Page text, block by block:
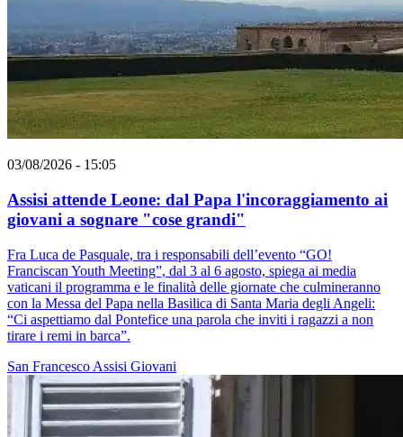
03/08/2026 - 15:05
Assisi attende Leone: dal Papa l'incoraggiamento ai
giovani a sognare "cose grandi"
Fra Luca de Pasquale, tra i responsabili dell’evento “GO!
Franciscan Youth Meeting”, dal 3 al 6 agosto, spiega ai media
vaticani il programma e le finalità delle giornate che culmineranno
con la Messa del Papa nella Basilica di Santa Maria degli Angeli:
“Ci aspettiamo dal Pontefice una parola che inviti i ragazzi a non
tirare i remi in barca”.
San Francesco Assisi Giovani